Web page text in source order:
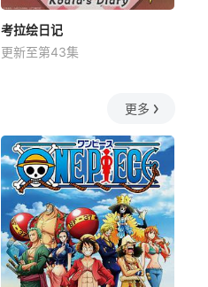
考拉绘日记
更新至第43集
更多